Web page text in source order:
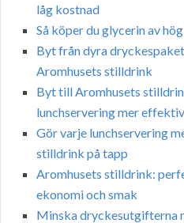
låg kostnad
Så köper du glycerin av
Byt från dyra
Aromhusets stilldrink
Byt till Aromhusets
lunchservering mer effektiv
Gör varje lunchservering
stilldrink på tapp
Aromhusets stilldrink:
ekonomi och smak
Minska dryckesutgifterna